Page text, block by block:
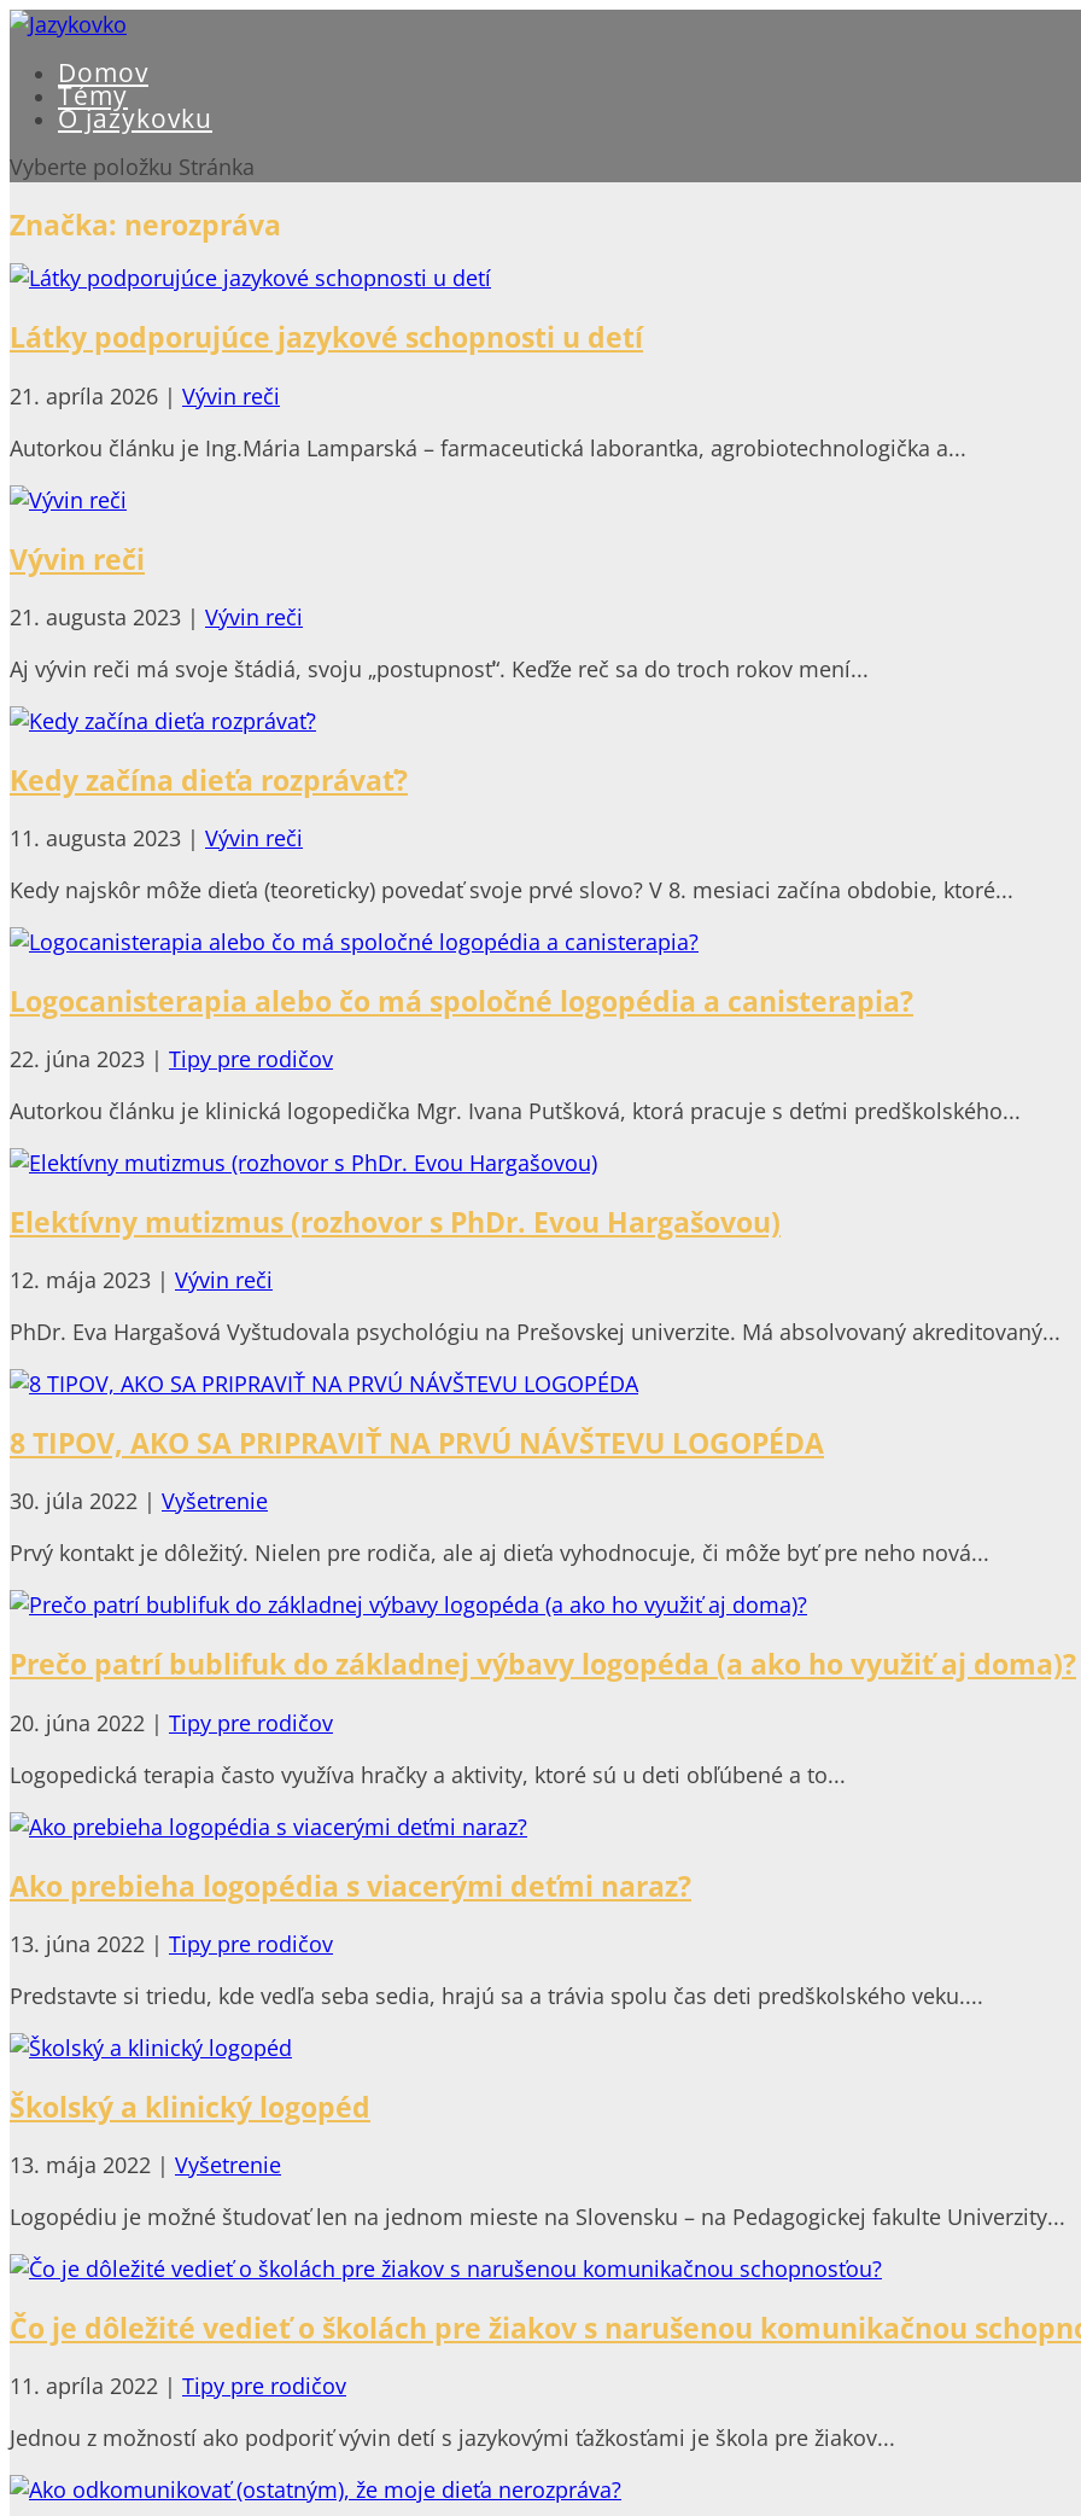
Domov
Témy
O jazykovku
Vyberte položku Stránka
Značka: nerozpráva
Látky podporujúce jazykové schopnosti u detí
21. apríla 2026 | Vývin reči
Autorkou článku je Ing.Mária Lamparská – farmaceutická laborantka, agrobiotechnologička a...
Vývin reči
21. augusta 2023 | Vývin reči
Aj vývin reči má svoje štádiá, svoju „postupnosť“. Keďže reč sa do troch rokov mení...
Kedy začína dieťa rozprávať?
11. augusta 2023 | Vývin reči
Kedy najskôr môže dieťa (teoreticky) povedať svoje prvé slovo? V 8. mesiaci začína obdobie, ktoré...
Logocanisterapia alebo čo má spoločné logopédia a canisterapia?
22. júna 2023 | Tipy pre rodičov
Autorkou článku je klinická logopedička Mgr. Ivana Putšková, ktorá pracuje s deťmi predškolského...
Elektívny mutizmus (rozhovor s PhDr. Evou Hargašovou)
12. mája 2023 | Vývin reči
PhDr. Eva Hargašová Vyštudovala psychológiu na Prešovskej univerzite. Má absolvovaný akreditovaný...
8 TIPOV, AKO SA PRIPRAVIŤ NA PRVÚ NÁVŠTEVU LOGOPÉDA
30. júla 2022 | Vyšetrenie
Prvý kontakt je dôležitý. Nielen pre rodiča, ale aj dieťa vyhodnocuje, či môže byť pre neho nová...
Prečo patrí bublifuk do základnej výbavy logopéda (a ako ho využiť aj doma)?
20. júna 2022 | Tipy pre rodičov
Logopedická terapia často využíva hračky a aktivity, ktoré sú u deti obľúbené a to...
Ako prebieha logopédia s viacerými deťmi naraz?
13. júna 2022 | Tipy pre rodičov
Predstavte si triedu, kde vedľa seba sedia, hrajú sa a trávia spolu čas deti predškolského veku....
Školský a klinický logopéd
13. mája 2022 | Vyšetrenie
Logopédiu je možné študovať len na jednom mieste na Slovensku – na Pedagogickej fakulte Univerzity...
Čo je dôležité vedieť o školách pre žiakov s narušenou komunikačnou
11. apríla 2022 | Tipy pre rodičov
Jednou z možností ako podporiť vývin detí s jazykovými ťažkosťami je škola pre žiakov...